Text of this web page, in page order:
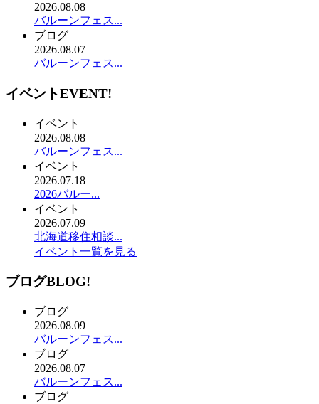
2026.08.08
バルーンフェス...
ブログ
2026.08.07
バルーンフェス...
イベントEVENT!
イベント
2026.08.08
バルーンフェス...
イベント
2026.07.18
2026バルー...
イベント
2026.07.09
北海道移住相談...
イベント一覧を見る
ブログBLOG!
ブログ
2026.08.09
バルーンフェス...
ブログ
2026.08.07
バルーンフェス...
ブログ